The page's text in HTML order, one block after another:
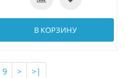
В КОРЗИНУ
9 > >|